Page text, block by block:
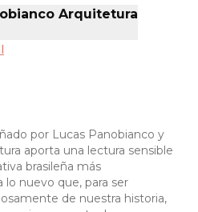
Arquitetura
por Lucas Panobianco y
aporta una lectura sensible
brasileña más
lo nuevo que, para ser
de nuestra historia,